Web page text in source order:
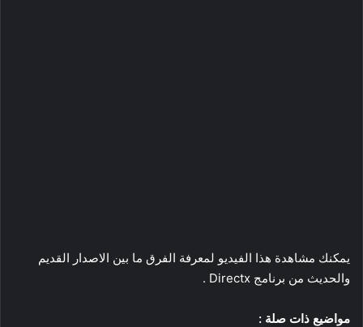
يمكنك مشاهدة هذا الفيديو لمعرفة الفرق ما بين الاصدار القديم
والحديث من برنامج Directx .
مواضيع ذات صلة :